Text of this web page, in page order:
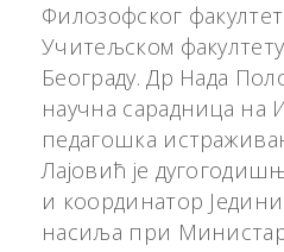
Филозофског
Учитељском
Београду. Др Нада
научна сарадница на
педагошка
Лајовић је
и координатор
насиља при